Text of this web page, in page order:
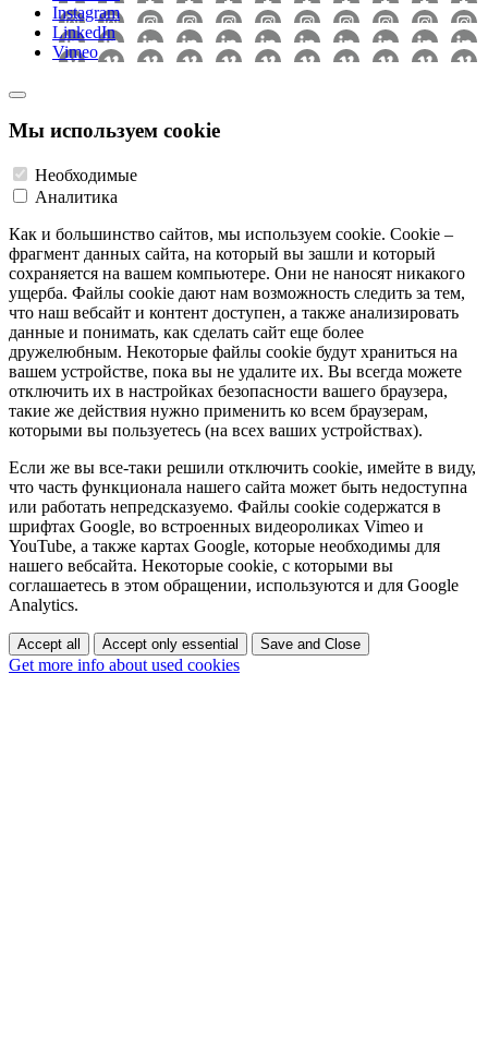
Instagram
LinkedIn
Vimeo
Мы используем cookie
Необходимые
Аналитика
Как и большинство сайтов, мы используем cookie. Cookie –
фрагмент данных сайта, на который вы зашли и который
сохраняется на вашем компьютере. Они не наносят никакого
ущерба. Файлы cookie дают нам возможность следить за тем,
что наш вебсайт и контент доступен, а также анализировать
данные и понимать, как сделать сайт еще более
дружелюбным. Некоторые файлы cookie будут храниться на
вашем устройстве, пока вы не удалите их. Вы всегда можете
отключить их в настройках безопасности вашего браузера,
такие же действия нужно применить ко всем браузерам,
которыми вы пользуетесь (на всех ваших устройствах).
Если же вы все-таки решили отключить cookie, имейте в виду,
что часть функционала нашего сайта может быть недоступна
или работать непредсказуемо. Файлы cookie содержатся в
шрифтах Google, во встроенных видеороликах Vimeo и
YouTube, а также картах Google, которые необходимы для
нашего вебсайта. Некоторые cookie, с которыми вы
соглашаетесь в этом обращении, используются и для Google
Analytics.
Accept all Accept only essential Save and Close
Get more info about used cookies